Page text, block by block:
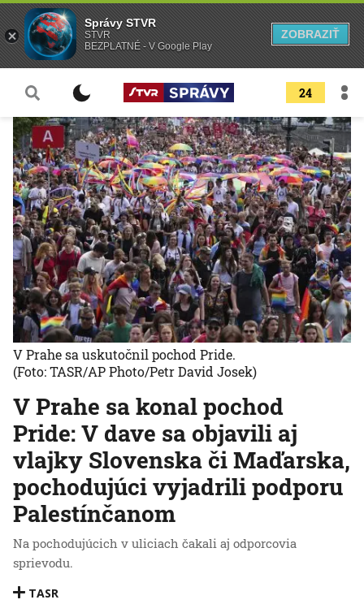
24
V Prahe sa konal pochod
Pride: V dave sa objavili aj
vlajky Slovenska či Maďarska,
pochodujúci vyjadrili podporu
Palestínčanom
Na pochodujúcich v uliciach čakali aj odporcovia
sprievodu.
TASR
V Prahe sa uskutočnil pochod Pride.
(Foto: TASR/AP Photo/Petr David Josek)
Správy STVR
STVR
BEZPLATNÉ - V Google Play
ZOBRAZIŤ